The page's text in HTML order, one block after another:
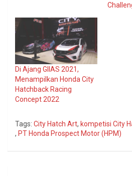
Di Ajang GIIAS 2021,
Menampilkan Honda City
Hatchback Racing
Concept 2022
Tags: City Hatch Art, kompetisi City
, PT Honda Prospect Motor (HPM)